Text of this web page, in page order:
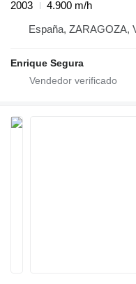
2003
4.900 m/h
España, ZARAGOZA,
Enrique Segura